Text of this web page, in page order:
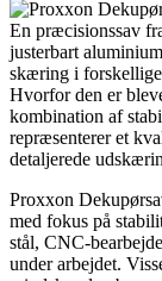
En præcisionssav
justerbart
skæring i forskellige
Hvorfor den er
kombination af
repræsenterer et
detaljerede
Proxxon
med fokus på
stål, CNC-
under arbejdet.